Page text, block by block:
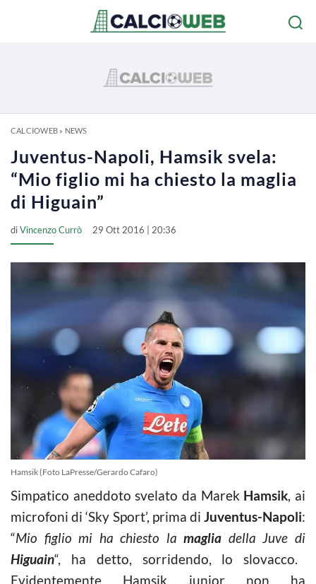
CALCIOWEB» NEWS
Juventus-Napoli, Hamsik svela:
“Mio figlio mi ha chiesto la maglia
di Higuain”
diVincenzo Currò 29 Ott 2016 | 20:36
Hamsik (Foto LaPresse/Gerardo Cafaro)
Simpatico aneddoto svelato da Marek Hamsik, ai
microfoni di ‘Sky Sport’, prima di Juventus-Napoli:
“Mio figlio mi ha chiesto lamaglia della Juve di
Higuain“, ha detto, sorridendo, lo slovacco.
Evidentemente Hamsik junior non ha